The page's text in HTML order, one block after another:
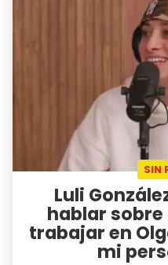
SIN
Luli
hablar
trabajar en
mi